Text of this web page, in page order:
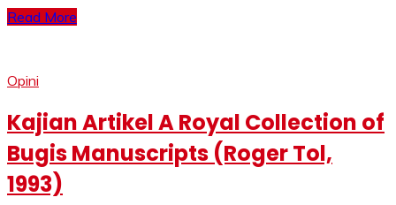
Read More
Opini
Kajian Artikel A Royal Collection of
Bugis Manuscripts (Roger Tol,
1993)